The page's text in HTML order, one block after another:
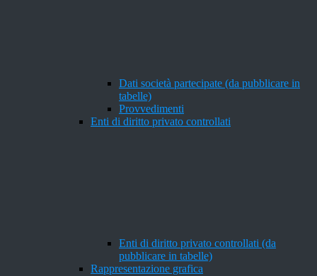
Dati società partecipate (da pubblicare in
tabelle)
Provvedimenti
Enti di diritto privato controllati
Enti di diritto privato controllati (da
pubblicare in tabelle)
Rappresentazione grafica